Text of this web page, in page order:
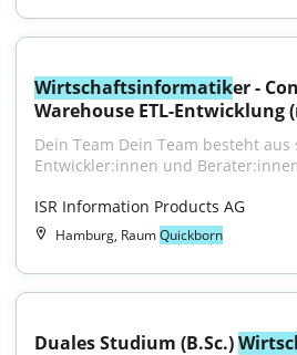
Wirtschaftsinformatiker -
Warehouse ETL-Entwicklung
Dein Team Dein Team besteht
Entwickler:innen und
ISR Information Products AG
Hamburg, RaumQuickborn
Duales Studium (B.Sc.)